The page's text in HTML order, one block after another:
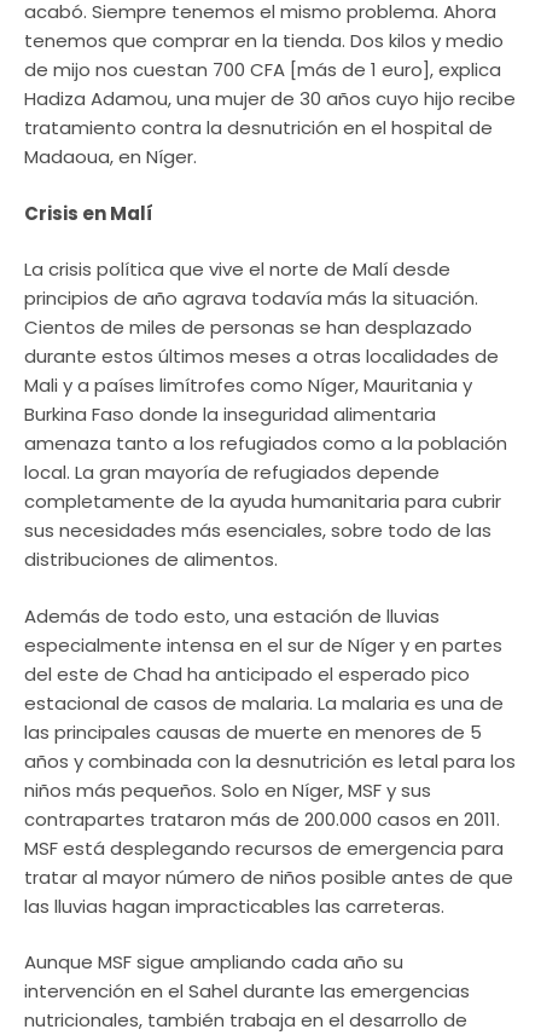
acabó. Siempre tenemos el mismo problema. Ahora
tenemos que comprar en la tienda. Dos kilos y medio
de mijo nos cuestan 700 CFA [más de 1 euro], explica
Hadiza Adamou, una mujer de 30 años cuyo hijo recibe
tratamiento contra la desnutrición en el hospital de
Madaoua, en Níger.
Crisis en Malí
La crisis política que vive el norte de Malí desde
principios de año agrava todavía más la situación.
Cientos de miles de personas se han desplazado
durante estos últimos meses a otras localidades de
Mali y a países limítrofes como Níger, Mauritania y
Burkina Faso donde la inseguridad alimentaria
amenaza tanto a los refugiados como a la población
local. La gran mayoría de refugiados depende
completamente de la ayuda humanitaria para cubrir
sus necesidades más esenciales, sobre todo de las
distribuciones de alimentos.
Además de todo esto, una estación de lluvias
especialmente intensa en el sur de Níger y en partes
del este de Chad ha anticipado el esperado pico
estacional de casos de malaria. La malaria es una de
las principales causas de muerte en menores de 5
años y combinada con la desnutrición es letal para los
niños más pequeños. Solo en Níger, MSF y sus
contrapartes trataron más de 200.000 casos en 2011.
MSF está desplegando recursos de emergencia para
tratar al mayor número de niños posible antes de que
las lluvias hagan impracticables las carreteras.
Aunque MSF sigue ampliando cada año su
intervención en el Sahel durante las emergencias
nutricionales, también trabaja en el desarrollo de